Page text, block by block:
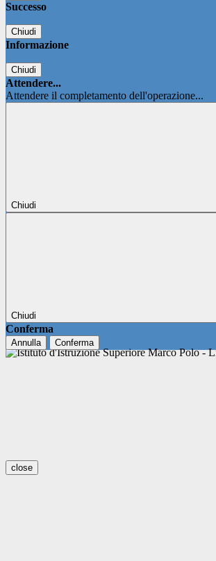
Successo
Chiudi
Informazione
Chiudi
Attendere...
Attendere il completamento dell'operazione...
Chiudi
Chiudi
Conferma
Annulla Conferma
close